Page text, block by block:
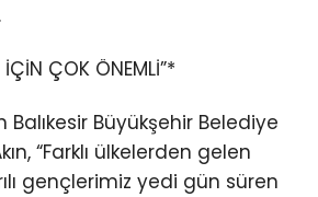
İÇİN ÇOK ÖNEMLİ”*
Büyükşehir Belediye
“Farklı ülkelerden gelen
gençlerimiz yedi gün süren